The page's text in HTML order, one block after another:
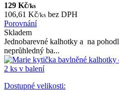
129 Kč/ks
106,61 Kč/ks bez DPH
Porovnání
Skladem
Jednobarevné kalhotky a na
neprůhledný ba...
2 ks v balení
Dostupné velikosti: